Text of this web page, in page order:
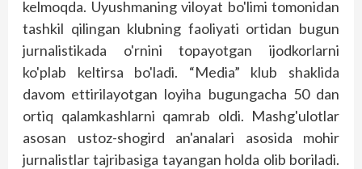
kelmoqda. Uyushmaning viloyat bo'limi tomonidan
tashkil qilingan klubning faoliyati ortidan bugun
jurnalistikada o'rnini topayotgan ijodkorlarni
ko'plab keltirsa bo'ladi. “Media” klub shaklida
davom ettirilayotgan loyiha bugungacha 50 dan
ortiq qalamkashlarni qamrab oldi. Mashg'ulotlar
asosan ustoz-shogird an'analari asosida mohir
jurnalistlar tajribasiga tayangan holda olib boriladi.